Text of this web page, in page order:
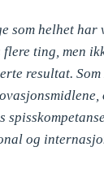
som helhet
ting, men
resultat.
og